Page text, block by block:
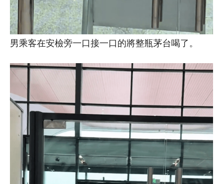
男乘客在安檢旁一口接一口的將整瓶茅台喝了。